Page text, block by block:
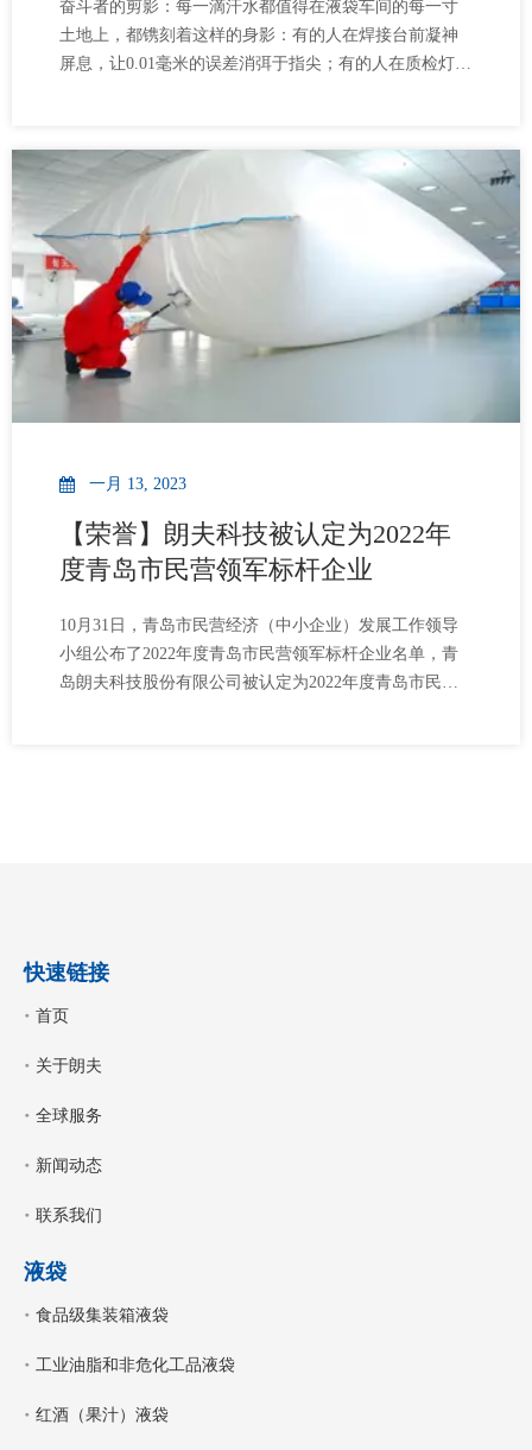
奋斗者的剪影：每一滴汗水都值得在液袋车间的每一寸
土地上，都镌刻着这样的身影：有的人在焊接台前凝神
屏息，让0.01毫米的误差消弭于指尖；有的人在质检灯下
人在生产线旁记录数据，用千百次实验打磨出更优方
案……这些身影没有姓名，却共同写就了朗夫的底色--以
极致之心，守护每一滴液体的安全抵达。以优秀之名：
解锁LAF House的优先选择权当新产业园的晨曦洒向LAF
House的幕墙，我们正式启动一项特别的激励计划：液袋
车间优秀员工将凭实力赢得“优先选房权”——从心仪的楼
层、房号到理想朝向，优秀者的每一份付出，
一月 13, 2023
【荣誉】朗夫科技被认定为2022年
度青岛市民营领军标杆企业
10月31日，青岛市民营经济（中小企业）发展工作领导
小组公布了2022年度青岛市民营领军标杆企业名单，青
岛朗夫科技股份有限公司被认定为2022年度青岛市民营
快速链接
首页
关于朗夫
全球服务
新闻动态
联系我们
液袋
食品级集装箱液袋
工业油脂和非危化工品液袋
红酒（果汁）液袋